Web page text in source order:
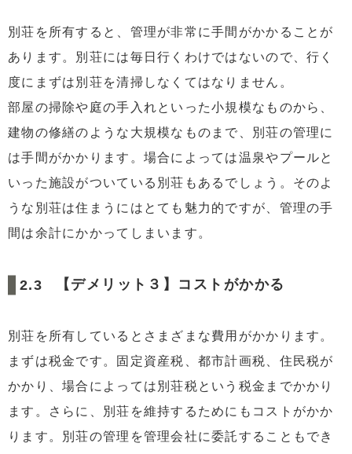
別荘を所有すると、管理が非常に手間がかかることが
あります。別荘には毎日行くわけではないので、行く
度にまずは別荘を清掃しなくてはなりません。
部屋の掃除や庭の手入れといった小規模なものから、
建物の修繕のような大規模なものまで、別荘の管理に
は手間がかかります。場合によっては温泉やプールと
いった施設がついている別荘もあるでしょう。そのよ
うな別荘は住まうにはとても魅力的ですが、管理の手
間は余計にかかってしまいます。
【デメリット３】コストがかかる
別荘を所有しているとさまざまな費用がかかります。
まずは税金です。固定資産税、都市計画税、住民税が
かかり、場合によっては別荘税という税金までかかり
ます。さらに、別荘を維持するためにもコストがかか
ります。別荘の管理を管理会社に委託することもでき